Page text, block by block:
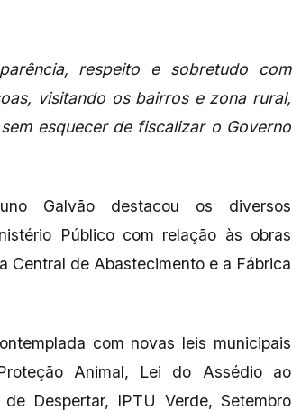
respeito e sobretudo com
visitando os bairros e zona rural,
esquecer de fiscalizar o Governo
Galvão destacou os diversos
Público com relação às obras
Central de Abastecimento e a Fábrica
com novas leis municipais
Animal, Lei do Assédio ao
Despertar, IPTU Verde, Setembro